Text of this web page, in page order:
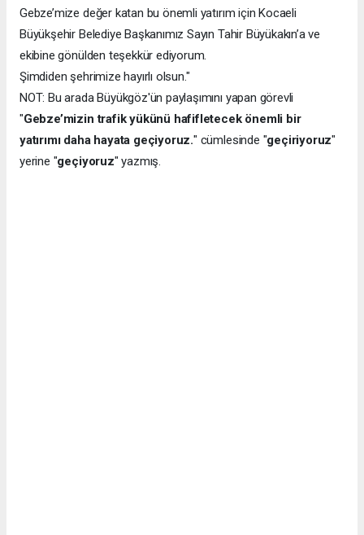
Gebze’mize değer katan bu önemli yatırım için Kocaeli
Büyükşehir Belediye Başkanımız Sayın Tahir Büyükakın’a ve
ekibine gönülden teşekkür ediyorum.
Şimdiden şehrimize hayırlı olsun."
NOT: Bu arada Büyükgöz'ün paylaşımını yapan görevli
"Gebze’mizin trafik yükünü hafifletecek önemli bir
yatırımı daha hayata geçiyoruz." cümlesinde "geçiriyoruz"
yerine "geçiyoruz" yazmış.